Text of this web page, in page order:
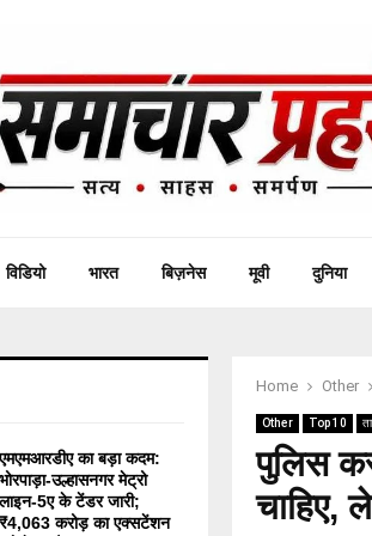
विडियो भारत बिज़नेस मूवी दुनिया
Home Other
Other Top 10
पुलिस
चाहिए,
एमएमआरडीए का बड़ा कदम:
भोरपाड़ा-उल्हासनगर मेट्रो
लाइन-5ए के टेंडर जारी;
₹4,063 करोड़ का एक्सटेंशन